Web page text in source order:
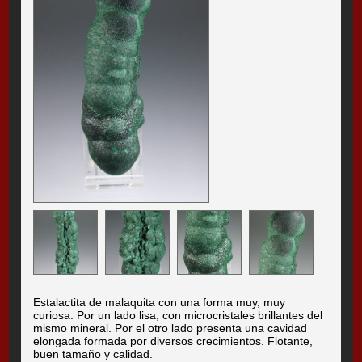
Estalactita de malaquita con una forma muy, muy
curiosa. Por un lado lisa, con microcristales brillantes del
mismo mineral. Por el otro lado presenta una cavidad
elongada formada por diversos crecimientos. Flotante,
buen tamaño y calidad.